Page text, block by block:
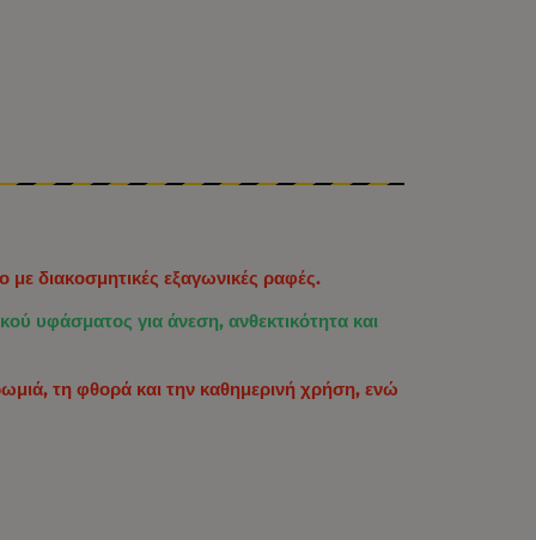
διακοσμητικές εξαγωνικές ραφές.
υφάσματος για άνεση, ανθεκτικότητα και
τη φθορά και την καθημερινή χρήση, ενώ